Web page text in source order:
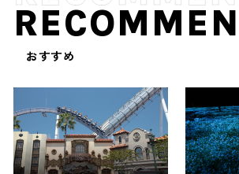
おすすめ